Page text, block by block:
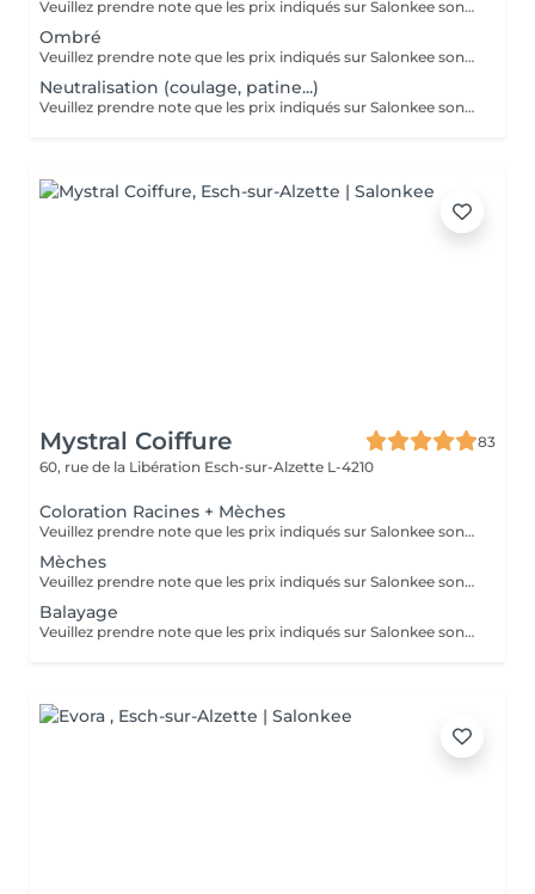
Veuillez prendre note que les prix indiqués sur Salonkee sont communiqués à titre informatif et s'entendent de base. Ces derniers sont susceptibles de varier selon le diagnostic réalisé à votre arrivée au salon et l'expertise du professionnel à qui vous confiez votre beauté. Dans tous les cas, un devis précis vous sera proposé et toutes réalisations de prestations seront effectuées avec votre accord. Un grand merci d'avance pour votre compréhension. Au plaisir de vous recevoir très vite.
Ombré
Veuillez prendre note que les prix indiqués sur Salonkee sont communiqués à titre informatif et s'entendent de base. Ces derniers sont susceptibles de varier selon le diagnostic réalisé à votre arrivée au salon et l'expertise du professionnel à qui vous confiez votre beauté. Dans tous les cas, un devis précis vous sera proposé et toutes réalisations de prestations seront effectuées avec votre accord. Un grand merci d'avance pour votre compréhension. Au plaisir de vous recevoir très vite.
Neutralisation (coulage, patine...)
Veuillez prendre note que les prix indiqués sur Salonkee sont communiqués à titre informatif et s'entendent de base. Ces derniers sont susceptibles de varier selon le diagnostic réalisé à votre arrivée au salon et l'expertise du professionnel à qui vous confiez votre beauté. Dans tous les cas, un devis précis vous sera proposé et toutes réalisations de prestations seront effectuées avec votre accord. Un grand merci d'avance pour votre compréhension. Au plaisir de vous recevoir très vite.
Mystral Coiffure
83
60, rue de la Libération Esch-sur-Alzette L-4210
Coloration Racines + Mèches
Veuillez prendre note que les prix indiqués sur Salonkee sont communiqués à titre informatif et s'entendent de base. Ces derniers sont susceptibles de varier selon le diagnostic réalisé à votre arrivée au salon et l'expertise du professionnel à qui vous confiez votre beauté. Dans tous les cas, un devis précis vous sera proposé et toutes réalisations de prestations seront effectuées avec votre accord. Un grand merci d'avance pour votre compréhension. Au plaisir de vous recevoir très vite.
Mèches
Veuillez prendre note que les prix indiqués sur Salonkee sont communiqués à titre informatif et s'entendent de base. Ces derniers sont susceptibles de varier selon le diagnostic réalisé à votre arrivée au salon et l'expertise du professionnel à qui vous confiez votre beauté. Dans tous les cas, un devis précis vous sera proposé et toutes réalisations de prestations seront effectuées avec votre accord. Un grand merci d'avance pour votre compréhension. Au plaisir de vous recevoir très vite.
Balayage
Veuillez prendre note que les prix indiqués sur Salonkee sont communiqués à titre informatif et s'entendent de base. Ces derniers sont susceptibles de varier selon le diagnostic réalisé à votre arrivée au salon et l'expertise du professionnel à qui vous confiez votre beauté. Dans tous les cas, un devis précis vous sera proposé et toutes réalisations de prestations seront effectuées avec votre accord. Un grand merci d'avance pour votre compréhension. Au plaisir de vous recevoir très vite.